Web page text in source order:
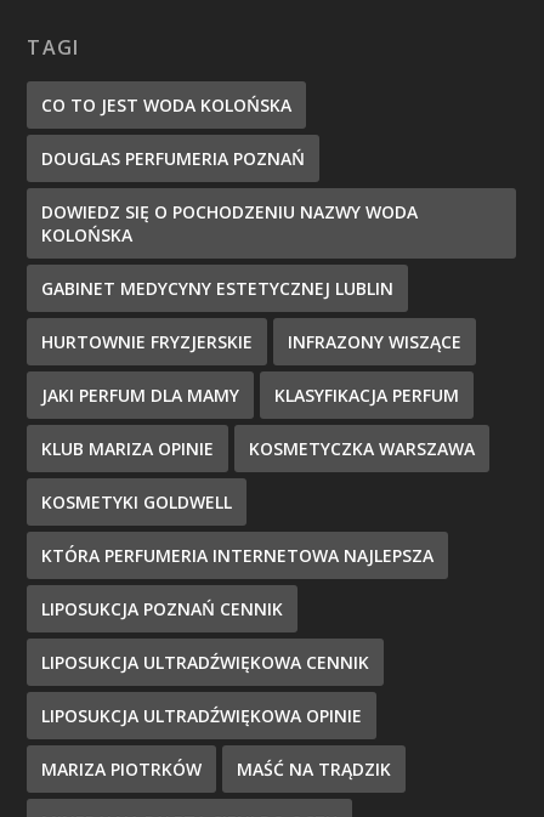
TAGI
CO TO JEST WODA KOLOŃSKA
DOUGLAS PERFUMERIA POZNAŃ
DOWIEDZ SIĘ O POCHODZENIU NAZWY WODA
KOLOŃSKA
GABINET MEDYCYNY ESTETYCZNEJ LUBLIN
HURTOWNIE FRYZJERSKIE INFRAZONY WISZĄCE
JAKI PERFUM DLA MAMY KLASYFIKACJA PERFUM
KLUB MARIZA OPINIE KOSMETYCZKA WARSZAWA
KOSMETYKI GOLDWELL
KTÓRA PERFUMERIA INTERNETOWA NAJLEPSZA
LIPOSUKCJA POZNAŃ CENNIK
LIPOSUKCJA ULTRADŹWIĘKOWA CENNIK
LIPOSUKCJA ULTRADŹWIĘKOWA OPINIE
MARIZA PIOTRKÓW MAŚĆ NA TRĄDZIK